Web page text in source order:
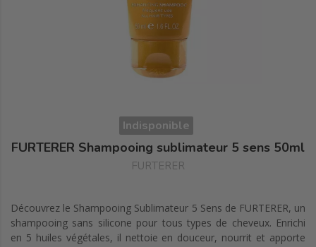
Indisponible
FURTERER Shampooing sublimateur 5 sens 50ml
FURTERER
Découvrez le Shampooing Sublimateur 5 Sens de FURTERER, un
shampooing sans silicone pour tous types de cheveux. Enrichi
en 5 huiles végétales, il nettoie en douceur, nourrit et apporte